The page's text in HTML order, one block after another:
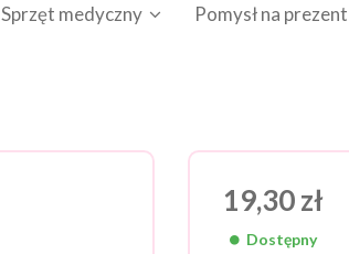
Sprzęt medyczny Pomysł na prezent
19,30 zł
Dostępny